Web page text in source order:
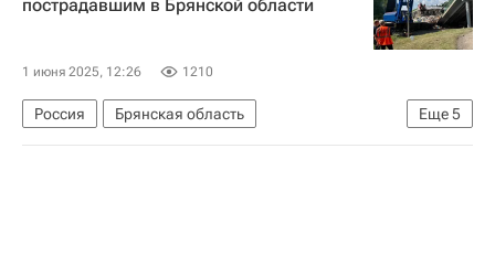
пострадавшим в Брянской области
1 июня 2025, 12:26 1210
Еще5
Россия
Брянская область
Михаил Мурашко
Дмитрий Песков